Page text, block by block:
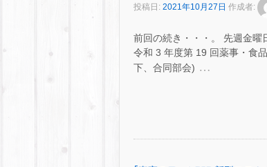
投稿日: 2021年10月27日 作成者:
前回の続き・・・。 先週金曜
令和 3 年度第 19 回薬事・食
下、合同部会) …